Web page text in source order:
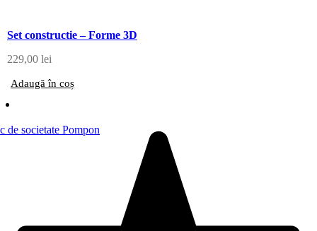
Set constructie – Forme 3D
229,00 lei
Adaugă în coș